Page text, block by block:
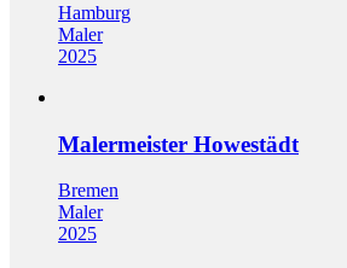
Hamburg
Maler
2025
Malermeister Howestädt
Bremen
Maler
2025